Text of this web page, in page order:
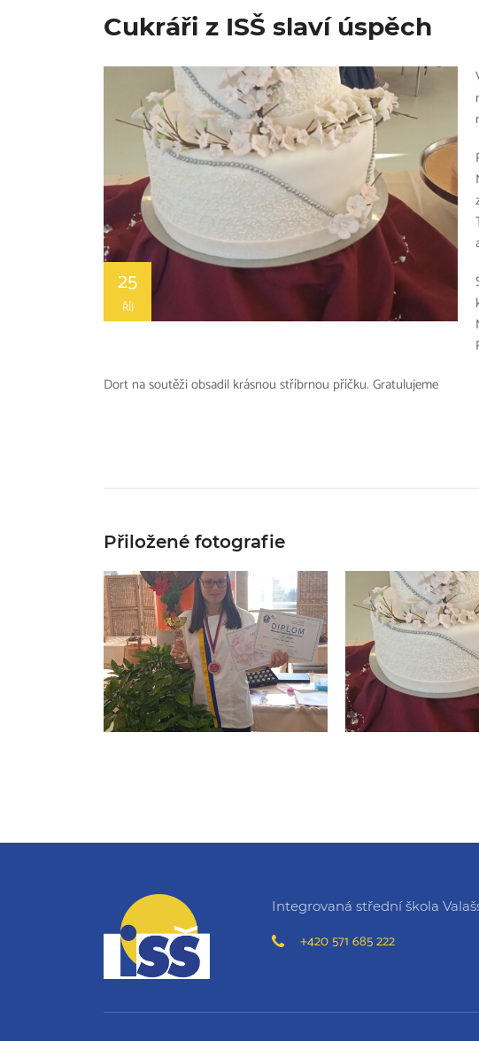
Cukráři z ISŠ slaví úspěch
25
ŘÍJ
Dort na soutěži obsadil krásnou stříbrnou příčku. Gratulujeme
Přiložené fotografie
Integrovaná střední škola
+420 571 685 222